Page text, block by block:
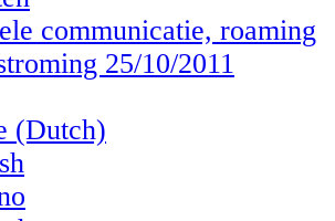
communicatie, roaming
25/10/2011
(Dutch)